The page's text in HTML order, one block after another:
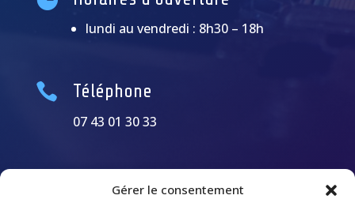
Gérer le consentement
lundi au vendredi : 8h30 – 18h
 Téléphone
07 43 01 30 33